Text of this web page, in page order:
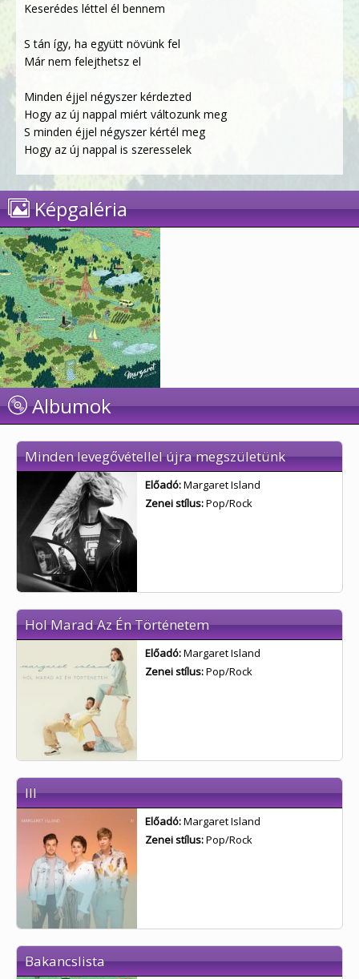
Keserédes léttel él bennem
S tán így, ha együtt növünk fel
Már nem felejthetsz el
Minden éjjel négyszer kérdezted
Hogy az új nappal miért változunk meg
S minden éjjel négyszer kértél meg
Hogy az új nappal is szeresselek
Képgaléria
Albumok
Minden levegővétellel újra megszületünk
Előadó:Margaret Island
Zenei stílus:Pop/Rock
Hol Marad Az Én Történetem
Előadó:Margaret Island
Zenei stílus:Pop/Rock
III
Előadó:Margaret Island
Zenei stílus:Pop/Rock
Bakancslista